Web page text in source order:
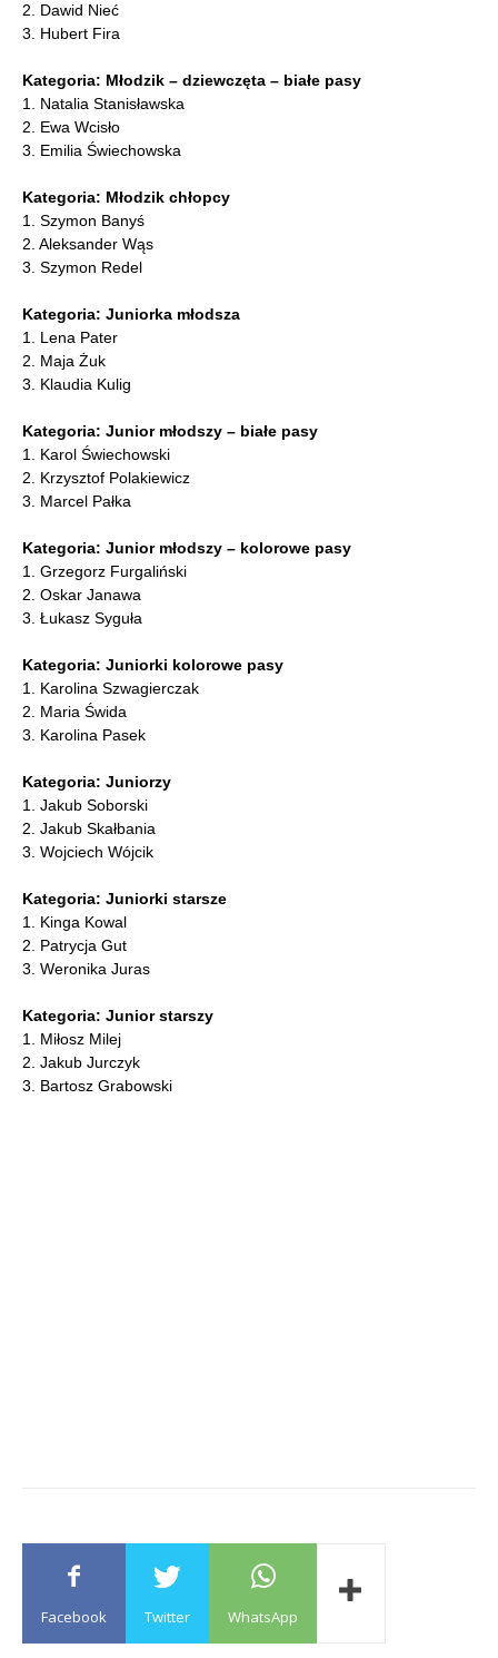
2. Dawid Nieć
3. Hubert Fira
Kategoria: Młodzik – dziewczęta – białe pasy
1. Natalia Stanisławska
2. Ewa Wcisło
3. Emilia Świechowska
Kategoria: Młodzik chłopcy
1. Szymon Banyś
2. Aleksander Wąs
3. Szymon Redel
Kategoria: Juniorka młodsza
1. Lena Pater
2. Maja Żuk
3. Klaudia Kulig
Kategoria: Junior młodszy – białe pasy
1. Karol Świechowski
2. Krzysztof Polakiewicz
3. Marcel Pałka
Kategoria: Junior młodszy – kolorowe pasy
1. Grzegorz Furgaliński
2. Oskar Janawa
3. Łukasz Syguła
Kategoria: Juniorki kolorowe pasy
1. Karolina Szwagierczak
2. Maria Świda
3. Karolina Pasek
Kategoria: Juniorzy
1. Jakub Soborski
2. Jakub Skałbania
3. Wojciech Wójcik
Kategoria: Juniorki starsze
1. Kinga Kowal
2. Patrycja Gut
3. Weronika Juras
Kategoria: Junior starszy
1. Miłosz Milej
2. Jakub Jurczyk
3. Bartosz Grabowski
Facebook Twitter WhatsApp